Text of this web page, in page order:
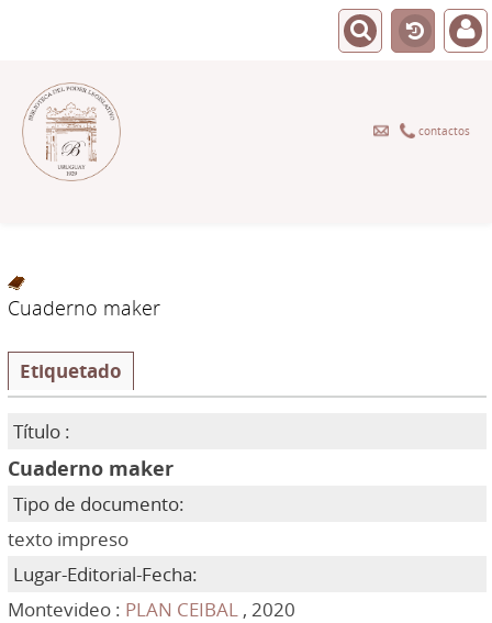
contactos
Cuaderno maker
Etiquetado
Título :
Cuaderno maker
Tipo de documento:
texto impreso
Lugar-Editorial-Fecha:
Montevideo : PLAN CEIBAL , 2020